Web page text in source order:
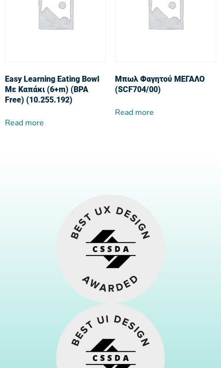
Easy Learning Eating Bowl
Με Καπάκι (6+m) (BPA
Free) (10.255.192)
Read more
Μπωλ Φαγητού ΜΕΓΑΛΟ
(SCF704/00)
Read more